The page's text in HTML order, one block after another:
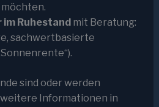
Ruhestandmit Beratung:
sachwertbasierte
sind oder werden
Informationen in